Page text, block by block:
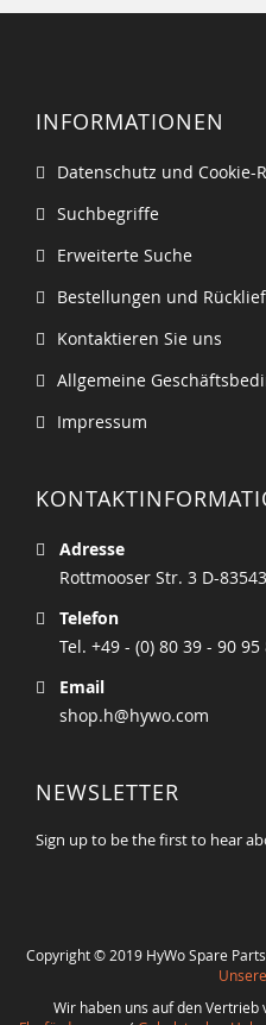
INFORMATIONEN
Datenschutz und Cookie-
Suchbegriffe
Erweiterte Suche
Bestellungen und
Kontaktieren Sie uns
Allgemeine
Impressum
Adresse
Rottmooser Str. 3 D-
Telefon
Tel. +49 - (0) 80 39 - 90 95
Email
shop.h@hywo.com
NEWSLETTER
Sign up to be the first to hear
Copyright © 2019 HyWo Spare
Wir haben uns auf den